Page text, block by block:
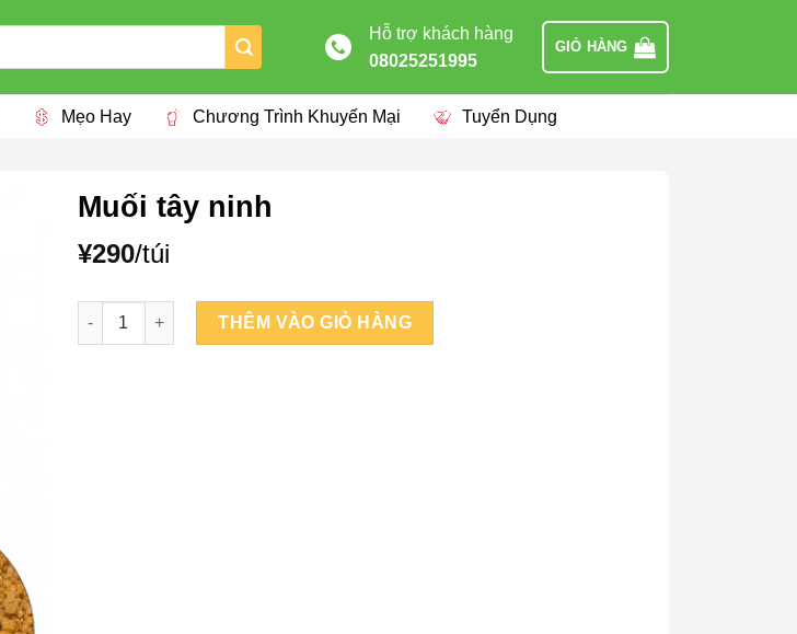
Hỗ trợ khách hàng
08025251995
GIỎ HÀNG
Mẹo Hay Chương Trình Khuyến Mại Tuyển Dụng
Muối tây ninh
¥290/túi
Muối tây ninh số lượng
THÊM VÀO GIỎ HÀNG